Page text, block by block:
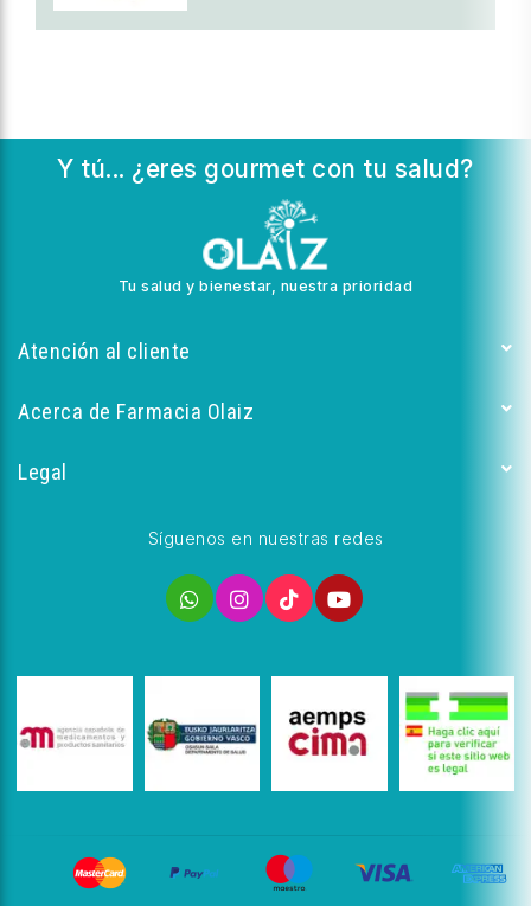
Y tú... ¿eres gourmet con tu salud?
Tu salud y bienestar, nuestra prioridad
Atención al cliente
Acerca de Farmacia Olaiz
Legal
Síguenos en nuestras redes